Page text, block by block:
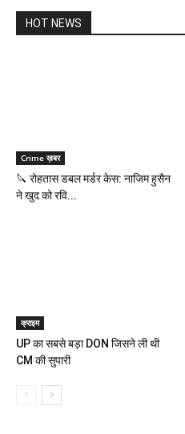
HOT NEWS
Crime ख़बर
🔪 रोहतास डबल मर्डर केस: नाजिम हुसैन
ने खुद को रवि...
क्राइम
UP का सबसे बड़ा DON जिसने ली थी
CM की सुपारी